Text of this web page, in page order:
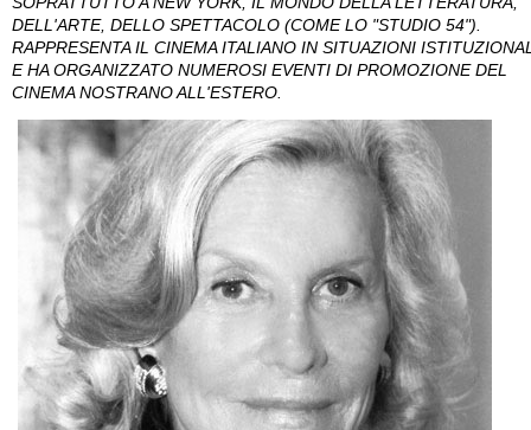
DELL'ARTE, DELLO SPETTACOLO (COME LO "STUDIO 54").
RAPPRESENTA IL CINEMA ITALIANO IN SITUAZIONI
E HA ORGANIZZATO NUMEROSI EVENTI DI PROMOZIONE DEL
CINEMA NOSTRANO ALL'ESTERO.